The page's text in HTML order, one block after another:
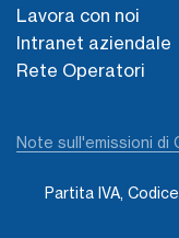
Lavora con noi
Intranet aziendale
Rete Operatori
Note sull'emissioni di
Partita IVA,